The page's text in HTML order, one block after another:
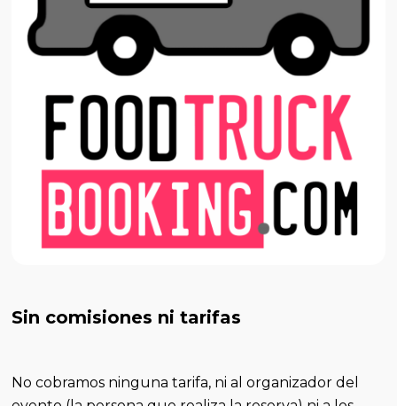
Sin comisiones ni tarifas
No cobramos ninguna tarifa, ni al organizador del